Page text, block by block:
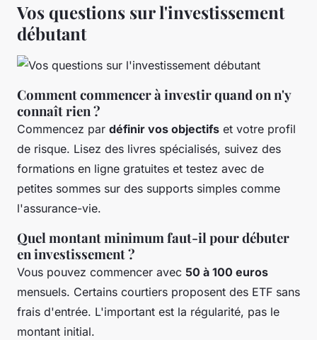
Vos questions sur l'investissement
débutant
Comment commencer à investir quand on n'y
connaît rien ?
Commencez par définir vos objectifs et votre profil
de risque. Lisez des livres spécialisés, suivez des
formations en ligne gratuites et testez avec de
petites sommes sur des supports simples comme
l'assurance-vie.
Quel montant minimum faut-il pour débuter
en investissement ?
Vous pouvez commencer avec 50 à 100 euros
mensuels. Certains courtiers proposent des ETF sans
frais d'entrée. L'important est la régularité, pas le
montant initial.